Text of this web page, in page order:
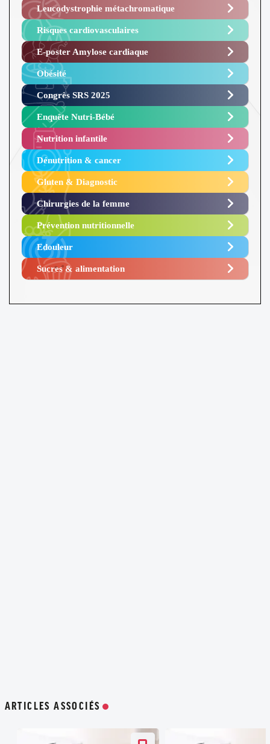
Leucodystrophie métachromatique
Risques cardiovasculaires
E-poster Amylose cardiaque ​
Obésité ​
Congrès SRS 2025 ​
Enquête Nutri-Bébé ​
Nutrition infantile
Dénutrition & cancer
Gluten & Diagnostic
Chirurgies de la femme
Prévention nutritionnelle
Edouleur​
Sucres & alimentation​
ARTICLES ASSOCIÉS